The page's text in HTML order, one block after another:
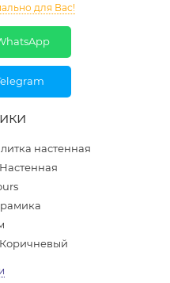
для Вас!
настенная
Настенная
Коричневый